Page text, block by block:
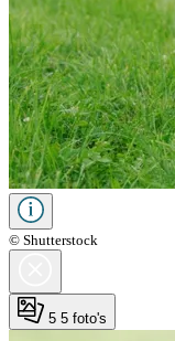
© Shutterstock
5 5 foto's